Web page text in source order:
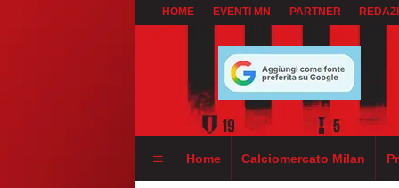
HOME EVENTI MN PARTNER
Home Calciomercato Milan